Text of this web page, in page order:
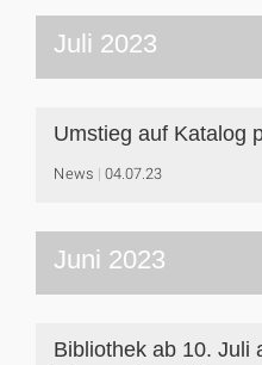
Juli 2023
Umstieg auf Katalog
News 04.07.23
Juni 2023
Bibliothek ab 10. Juli